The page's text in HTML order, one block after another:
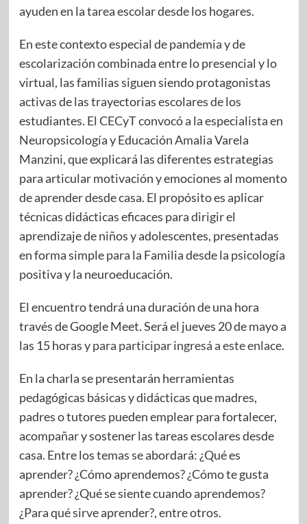
ayuden en la tarea escolar desde los hogares.
En este contexto especial de pandemia y de
escolarización combinada entre lo presencial y lo
virtual, las familias siguen siendo protagonistas
activas de las trayectorias escolares de los
estudiantes. El CECyT convocó a la especialista en
Neuropsicología y Educación Amalia Varela
Manzini, que explicará las diferentes estrategias
para articular motivación y emociones al momento
de aprender desde casa. El propósito es aplicar
técnicas didácticas eficaces para dirigir el
aprendizaje de niños y adolescentes, presentadas
en forma simple para la Familia desde la psicología
positiva y la neuroeducación.
El encuentro tendrá una duración de una hora
través de Google Meet. Será el jueves 20 de mayo a
las 15 horas ypara participar ingresá a este enlace.
En la charla se presentarán herramientas
pedagógicas básicas y didácticas que madres,
padres o tutores pueden emplear para fortalecer,
acompañar y sostener las tareas escolares desde
casa. Entre los temas se abordará: ¿Qué es
aprender? ¿Cómo aprendemos? ¿Cómo te gusta
aprender? ¿Qué se siente cuando aprendemos?
¿Para qué sirve aprender?, entre otros.